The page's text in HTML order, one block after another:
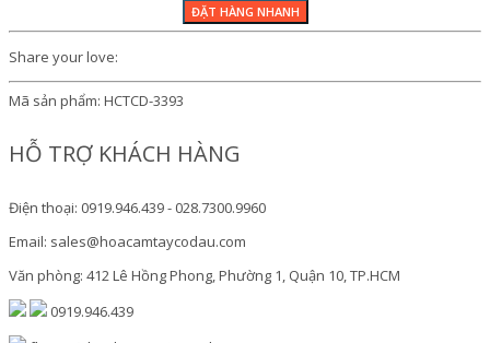
Share your love:
Mã sản phẩm: HCTCD-3393
HỖ TRỢ KHÁCH HÀNG
Điện thoại: 0919.946.439 - 028.7300.9960
Email: sales@hoacamtaycodau.com
Văn phòng: 412 Lê Hồng Phong, Phường 1, Quận 10, TP.HCM
0919.946.439